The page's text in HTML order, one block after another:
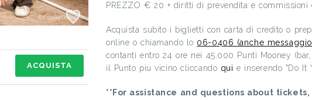
ACQUISTA
PREZZO € 20 + diritti di prevendita e commissioni
Acquista subito i biglietti con carta di credito o
online o chiamando lo 06-0406 (anche
contanti entro 24 ore nei 45.000 Punti Mooney
il Punto più vicino cliccando qui e inserendo "Do It
**For assistance and questions about